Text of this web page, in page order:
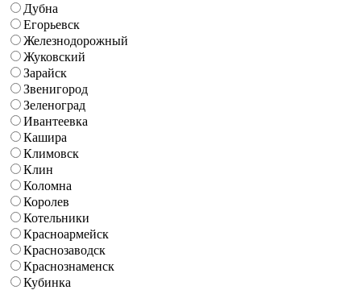
Дубна
Егорьевск
Железнодорожный
Жуковский
Зарайск
Звенигород
Зеленоград
Ивантеевка
Кашира
Климовск
Клин
Коломна
Королев
Котельники
Красноармейск
Краснозаводск
Краснознаменск
Кубинка